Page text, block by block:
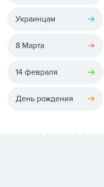
Украинцам
8 Марта
14 февраля
День рождения